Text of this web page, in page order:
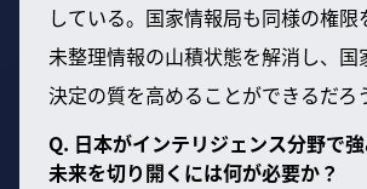
している。国家情報局も同様の権限
未整理情報の山積状態を解消し、国
決定の質を高めることができるだろ
Q. 日本がインテリジェンス分野で強
未来を切り開くには何が必要か？